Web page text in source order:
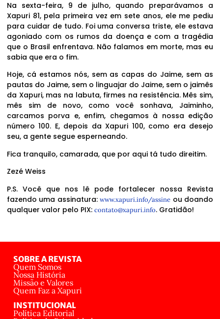
Na sexta-feira, 9 de julho, quando preparávamos a
Xapuri 81, pela primeira vez em sete anos, ele me pediu
para cuidar de tudo. Foi uma conversa triste, ele estava
agoniado com os rumos da doença e com a tragédia
que o Brasil enfrentava. Não falamos em morte, mas eu
sabia que era o fim.
Hoje, cá estamos nós, sem as capas do Jaime, sem as
pautas do Jaime, sem o linguajar do Jaime, sem o jaimês
da Xapuri, mas na labuta, firmes na resistência. Mês sim,
mês sim de novo, como você sonhava, Jaiminho,
carcamos porva e, enfim, chegamos à nossa edição
número 100. E, depois da Xapuri 100, como era desejo
seu, a gente segue esperneando.
Fica tranquilo, camarada, que por aqui tá tudo direitim.
Zezé Weiss
P.S. Você que nos lê pode fortalecer nossa Revista
fazendo uma assinatura:www.xapuri.info/assine ou doando
qualquer valor pelo PIX: contato@xapuri.info. Gratidão!
SOBRE A REVISTA
Quem Somos
Nossa História
Missão e Valores
Quem Faz a Xapuri
INSTITUCIONAL
Política Editorial